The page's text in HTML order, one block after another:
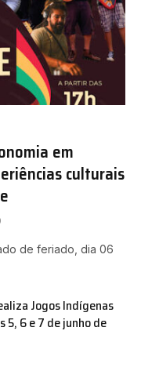
em
culturais
de feriado, dia 06
Jogos Indígenas
5, 6 e 7 de junho de